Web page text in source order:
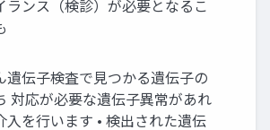
ランス（検診）が必要となるこ
遺伝⼦検査で⾒つかる遺伝⼦の
対応が必要な遺伝⼦異常があれ
⼊を⾏います • 検出された遺伝